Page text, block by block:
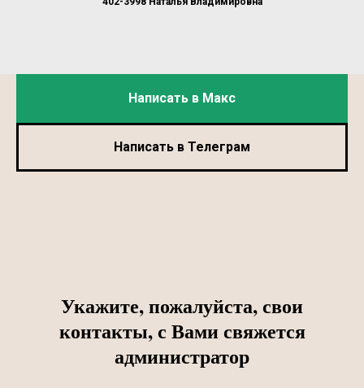
Написать в Макс
Написать в Телеграм
Укажите, пожалуйста, свои
контакты, с Вами свяжется
администратор